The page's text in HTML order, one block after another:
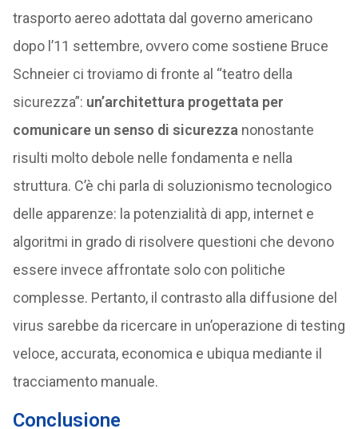
trasporto aereo adottata dal governo americano
dopo l’11 settembre, ovvero come sostiene Bruce
Schneier ci troviamo di fronte al “teatro della
sicurezza”: un’architettura progettata per
comunicare un senso di sicurezza nonostante
risulti molto debole nelle fondamenta e nella
struttura. C’è chi parla di soluzionismo tecnologico
delle apparenze: la potenzialità di app, internet e
algoritmi in grado di risolvere questioni che devono
essere invece affrontate solo con politiche
complesse. Pertanto, il contrasto alla diffusione del
virus sarebbe da ricercare in un’operazione di testing
veloce, accurata, economica e ubiqua mediante il
tracciamento manuale.
Conclusione